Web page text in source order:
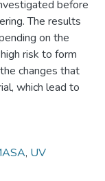
before
The results
on the
risk to form
changes that
which lead to
, UV